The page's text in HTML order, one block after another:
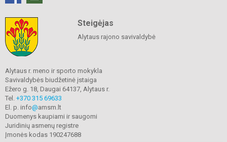
Steigėjas
Alytaus rajono savivaldybė
Alytaus r. meno ir sporto mokykla
Savivaldybės biudžetinė įstaiga
Ežero g. 18, Daugai 64137, Alytaus r.
Tel. +370 315 69633
El. p. info@amsm.lt
Duomenys kaupiami ir saugomi
Juridinių asmenų registre
Įmonės kodas 190247688